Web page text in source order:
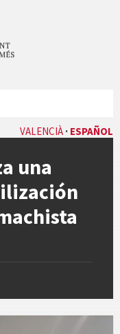
VALENCIÀ ESPAÑOL
una